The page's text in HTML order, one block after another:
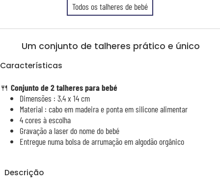
Todos os talheres de bebé
Um conjunto de talheres prático e único
Características
🍴 Conjunto de 2 talheres para bebé
Dimensões : 3,4 x 14 cm
Material : cabo em madeira e ponta em silicone alimentar
4 cores à escolha
Gravação a laser do nome do bebé
Entregue numa bolsa de arrumação em algodão orgânico
Descrição